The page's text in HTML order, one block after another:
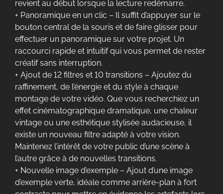
revient au début lorsque la lecture redémarre.
+ Panoramique en un clic – Il suffit d’appuyer sur le
bouton central de la souris et de faire glisser pour
effectuer un panoramique sur votre projet. Un
raccourci rapide et intuitif qui vous permet de rester
créatif sans interruption.
+ Ajout de 12 filtres et 10 transitions – Ajoutez du
raffinement, de l’énergie et du style à chaque
montage de votre vidéo. Que vous recherchiez un
effet cinématographique dramatique, une chaleur
vintage ou une esthétique stylisée audacieuse, il
existe un nouveau filtre adapté à votre vision.
Maintenez l’intérêt de votre public d’une scène à
l’autre grâce à de nouvelles transitions.
+ Nouvelle image d’exemple – Ajout d’une image
d’exemple verte, idéale comme arrière-plan à fort